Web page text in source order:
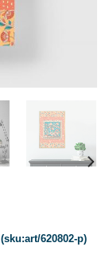
(sku:art/620802-p)